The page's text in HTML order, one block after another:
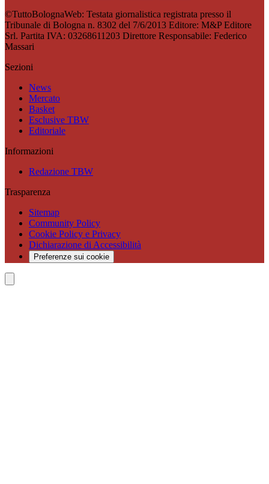
©TuttoBolognaWeb: Testata giornalistica registrata presso il
Tribunale di Bologna n. 8302 del 7/6/2013 Editore: M&P Editore
Srl. Partita IVA: 03268611203 Direttore Responsabile: Federico
Massari
Sezioni
News
Mercato
Basket
Esclusive TBW
Editoriale
Informazioni
Redazione TBW
Trasparenza
Sitemap
Community Policy
Cookie Policy e Privacy
Dichiarazione di Accessibilità
Preferenze sui cookie